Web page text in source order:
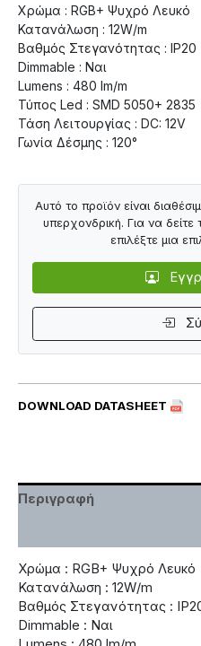
Χρώμα : RGB+ Ψυχρό Λευκό
Κατανάλωση : 12W/m
Βαθμός Στεγανότητας : IP20
Dimmable : Ναι
Lumens : 480 lm/m
Τύπος Led : SMD 5050+ 2835
Τάση Λειτουργίας : DC: 12V
Γωνία Δέσμης : 120°
DOWNLOAD DATASHEET
Αυτό το προϊόν είναι
υπερχονδρική. Για να
επιλέξτε μια
Περιγραφή
Χρώμα : RGB+ Ψυχρό Λευκό
Κατανάλωση : 12W/m
Βαθμός Στεγανότητας :
Dimmable : Ναι